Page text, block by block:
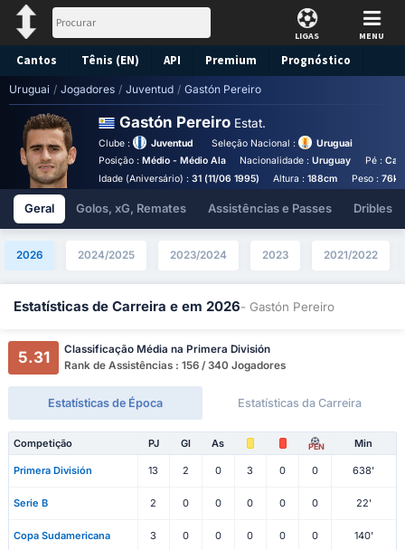
LIGAS MENU
Cantos Tênis (EN) API Premium Prognóstico
Uruguai / Jogadores / Juventud / Gastón Pereiro
Gastón Pereiro Estat.
Clube : Juventud Seleção Nacional :
Uruguai
Posição : Médio - Médio Ala Nacionalidade :Uruguay Pé :
Idade (Aniversário) : 31 (11/06 1995) Altura :188cm Peso : 76kg
Geral Golos, xG, Remates Assistências e Passes Dribles
2026 2024/2025 2023/2024 2023 2021/2022
Estatísticas de Carreira e em 2026- Gastón Pereiro
5.31
Classificação Média na Primera División
Rank de Assistências : 156 / 340 Jogadores
Estatísticas de Época Estatísticas da Carreira
Competição PJ Gl As PEN Min
Primera División 13 2 0 3 0 0 638'
Serie B 2 0 0 0 0 0 22'
Copa Sudamericana 3 0 0 0 0 0 140'